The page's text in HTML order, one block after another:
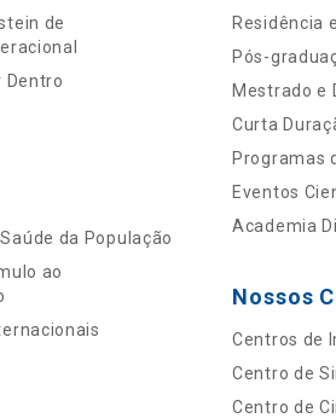
de
Dentro
da População
ao
Residência
Pós-
Mestrado e
Curta
Programas
Eventos
Academia
Nossos
Centros de
Centro de
Centro de